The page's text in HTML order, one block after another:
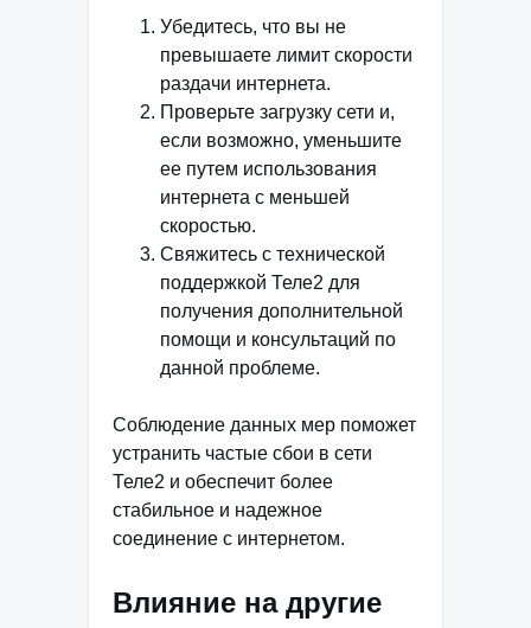
Убедитесь, что вы не
превышаете лимит скорости
раздачи интернета.
Проверьте загрузку сети и,
если возможно, уменьшите
ее путем использования
интернета с меньшей
скоростью.
Свяжитесь с технической
поддержкой Теле2 для
получения дополнительной
помощи и консультаций по
данной проблеме.
Соблюдение данных мер поможет
устранить частые сбои в сети
Теле2 и обеспечит более
стабильное и надежное
соединение с интернетом.
Влияние на другие